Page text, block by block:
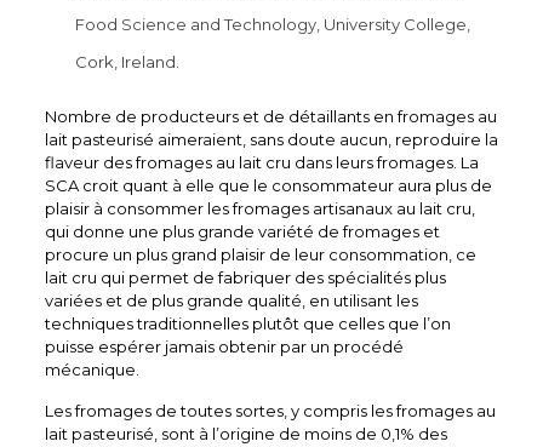
Food Science and Technology, University College,
Cork, Ireland.
Nombre de producteurs et de détaillants en fromages au
lait pasteurisé aimeraient, sans doute aucun, reproduire la
flaveur des fromages au lait cru dans leurs fromages. La
SCA croit quant à elle que le consommateur aura plus de
plaisir à consommer les fromages artisanaux au lait cru,
qui donne une plus grande variété de fromages et
procure un plus grand plaisir de leur consommation, ce
lait cru qui permet de fabriquer des spécialités plus
variées et de plus grande qualité, en utilisant les
techniques traditionnelles plutôt que celles que l’on
puisse espérer jamais obtenir par un procédé
mécanique.
Les fromages de toutes sortes, y compris les fromages au
lait pasteurisé, sont à l’origine de moins de 0,1% des